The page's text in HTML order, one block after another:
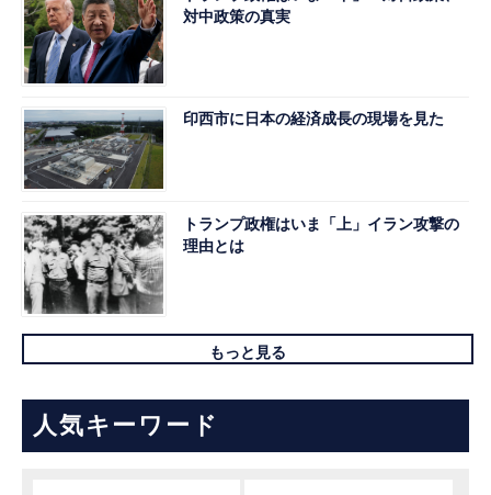
対中政策の真実
印西市に日本の経済成長の現場を見た
トランプ政権はいま「上」イラン攻撃の
理由とは
もっと見る
人気キーワード